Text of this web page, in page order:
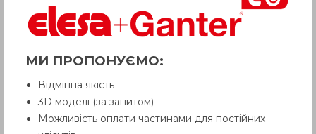
Товар з приміткою «Є в наявності»
відвантажується Покупцеві терміном
до 6 робочих днів
товару, якого немає на складі,
рекомендуємо уточнити у Продавця.
МИ ПРОПОНУЄМО:
Відмінна якість
3D моделі (за запитом)
Можливість оплати частинами для постійних